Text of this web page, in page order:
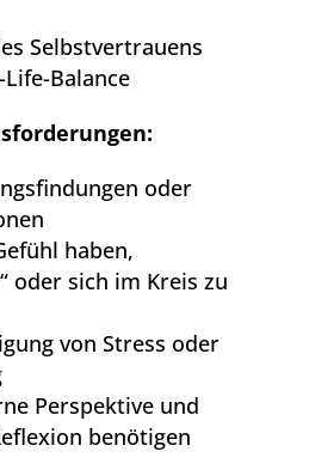
Selbstvertrauens
Balance
oder
haben,
oder sich im Kreis zu
von Stress oder
Perspektive und
benötigen